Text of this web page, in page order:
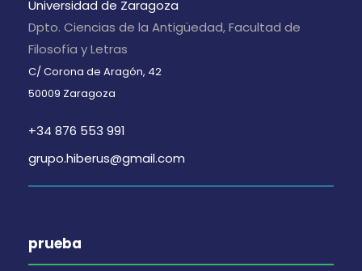
Universidad de Zaragoza
Dpto. Ciencias de la Antigüedad, Facultad de
Filosofía y Letras
C/ Corona de Aragón, 42
50009 Zaragoza
+34 876 553 991
grupo.hiberus@gmail.com
prueba